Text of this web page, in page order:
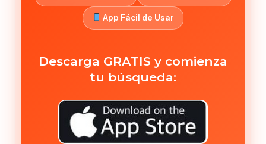
App Fácil de Usar
Descarga GRATIS y comienza
tu búsqueda: